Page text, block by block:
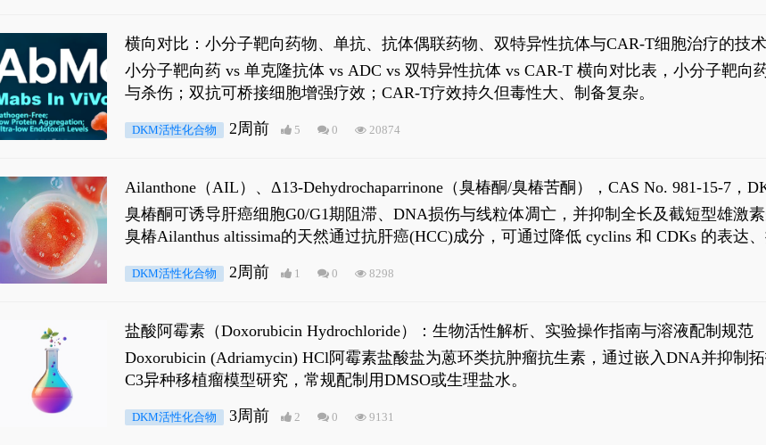
横向对比：小分子靶向药物、单抗、抗体偶联药物、双特异性抗体与CAR-T细胞治疗的技
小分子靶向药 vs 单克隆抗体 vs ADC vs 双特异性抗体 vs CAR-T 横向对比表，小分子靶
与杀伤；双抗可桥接细胞增强疗效；CAR-T疗效持久但毒性大、制备复杂。
DKM活性化合物 2周前 5 0 20874
Ailanthone（AIL）、Δ13-Dehydrochaparrinone（臭椿酮/臭椿苦酮），CAS No. 981-15-7，
臭椿酮可诱导肝癌细胞G0/G1期阻滞、DNA损伤与线粒体凋亡，并抑制全长及截短型雄激
臭椿Ailanthus altissima的天然通过抗肝癌(HCC)成分，可通过降低 cyclins 和 CDKs 的表达
是全长 Androgen Receptor (AR-FL)和组成型活性截断AR剪接变体(AR-Vs, AR1-651)的抑制
DKM活性化合物 2周前 1 0 8298
盐酸阿霉素（Doxorubicin Hydrochloride）：生物活性解析、实验操作指南与溶液配制规范
Doxorubicin (Adriamycin) HCl阿霉素盐酸盐为蒽环类抗肿瘤抗生素，通过嵌入DNA并抑制
C3异种移植瘤模型研究，常规配制用DMSO或生理盐水。
DKM活性化合物 3周前 2 0 9131